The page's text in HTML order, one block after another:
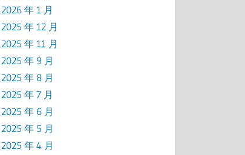
2026 年 1 月
2025 年 12 月
2025 年 11 月
2025 年 9 月
2025 年 8 月
2025 年 7 月
2025 年 6 月
2025 年 5 月
2025 年 4 月